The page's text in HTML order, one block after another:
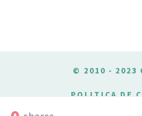
© 2010 - 2023
POLITICA DE